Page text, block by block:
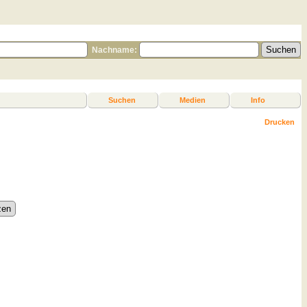
Nachname:
Suchen Medien Info
Drucken